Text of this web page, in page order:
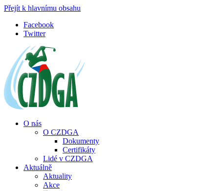
Přejít k hlavnímu obsahu
Facebook
Twitter
O nás
O CZDGA
Dokumenty
Certifikáty
Lidé v CZDGA
Aktuálně
Aktuality
Akce